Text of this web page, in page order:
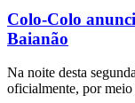
Colo-Colo
Baianão
Na noite desta
oficialmente, por